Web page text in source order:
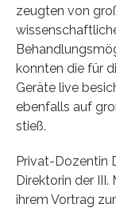
zeugten von
konnten die für
Geräte live
ebenfalls auf
stieß.
Privat-Dozentin
Direktorin der III.
ihrem Vortrag